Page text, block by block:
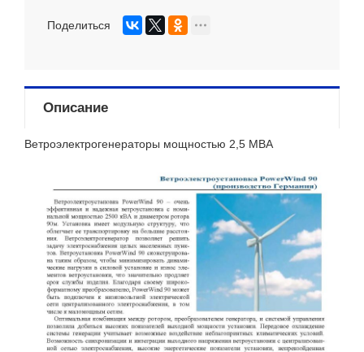
Поделиться
Описание
Ветроэлектрогенераторы мощностью 2,5 МВА